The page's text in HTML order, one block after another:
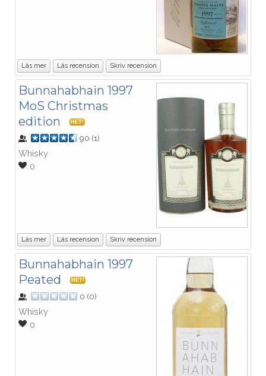
Läs mer Läs recension Skriv recension
Bunnahabhain 1997
MoS Christmas
edition
HET!
90 (1)
Whisky
0
Läs mer Läs recension Skriv recension
Bunnahabhain 1997
Peated
HET!
0 (0)
Whisky
0